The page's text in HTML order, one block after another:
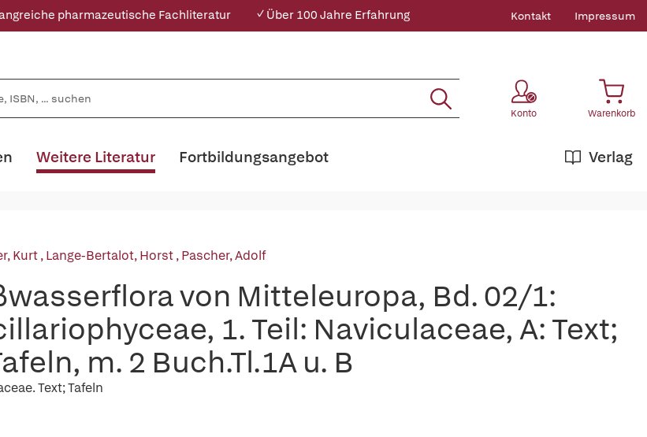
pharmazeutische Fachliteratur ✓ Über 100 Jahre Erfahrung Kontakt Impressum
Konto Warenkorb
Weitere Literatur Verlag
Fortbildungsangebot
Kurt,Lange-Bertalot, Horst,Pascher, Adolf
von Mitteleuropa, Bd. 02/1:
1. Teil: Naviculaceae, A: Text;
m. 2 Buch.Tl.1A u. B
Text; Tafeln